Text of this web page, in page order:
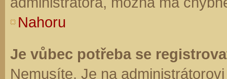
Nahoru
Je vůbec potřeba se
Nemusíte. Je na